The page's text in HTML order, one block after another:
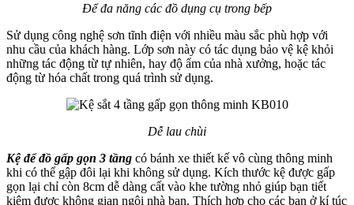
Để đa năng các đồ dụng cụ trong bếp
Sử dụng công nghệ sơn tĩnh điện với nhiều màu sắc phù hợp với
nhu cầu của khách hàng. Lớp sơn này có tác dụng bảo vệ kệ khỏi
những tác động từ tự nhiên, hay độ ẩm của nhà xưởng, hoặc tác
động từ hóa chất trong quá trình sử dụng.
Dễ lau chùi
Kệ để đồ gấp gọn 3 tầng có bánh xe thiết kế vô cùng thông minh
khi có thể gập đôi lại khi không sử dụng. Kích thước kệ được gấp
gọn lại chỉ còn 8cm dễ dàng cất vào khe tường nhỏ giúp bạn tiết
kiệm được không gian ngôi nhà bạn. Thích hợp cho các bạn ở kí túc